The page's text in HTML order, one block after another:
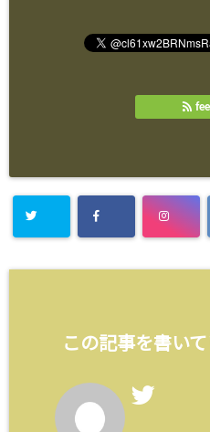
この記事を書い